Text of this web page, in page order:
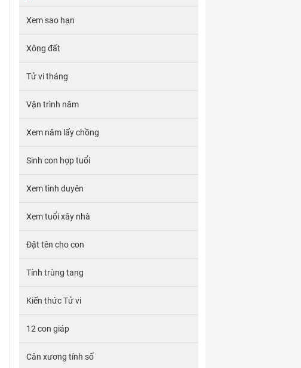
Xem sao hạn
Xông đất
Tử vi tháng
Vận trình năm
Xem năm lấy chồng
Sinh con hợp tuổi
Xem tình duyên
Xem tuổi xây nhà
Đặt tên cho con
Tính trùng tang
Kiến thức Tử vi
12 con giáp
Cân xương tính số